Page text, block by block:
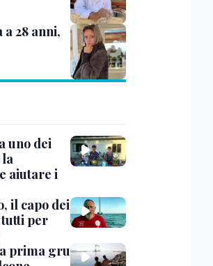
28 anni,
uno dei
aiutare i
il capo dei
per
prima gru